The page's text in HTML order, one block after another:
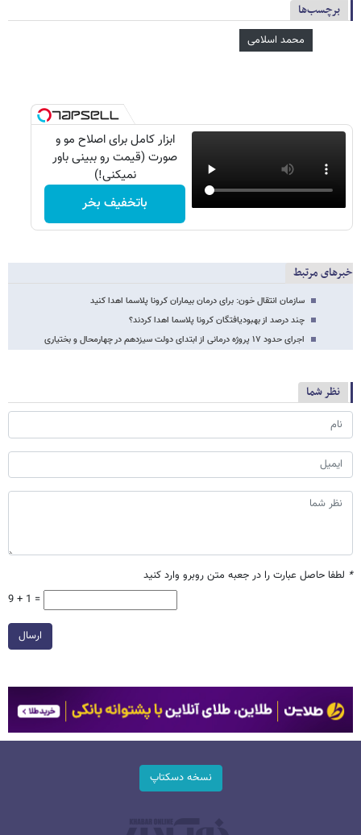
برچسب‌ها
محمد اسلامی
ابزار کامل برای اصلاح مو و
صورت (قیمت رو ببینی باور
نمیکنی!)
باتخفیف بخر
خبرهای مرتبط
سازمان انتقال خون: برای درمان بیماران کرونا پلاسما اهدا کنید
چند درصد از بهبودیافتگان کرونا پلاسما اهدا کردند؟
اجرای حدود ۱۷ پروژه درمانی از ابتدای دولت سیزدهم در چهارمحال و بختیاری
نظر شما
* لطفا حاصل عبارت را در جعبه متن روبرو وارد کنید
9 + 1 =
ارسال
نسخه دسکتاپ